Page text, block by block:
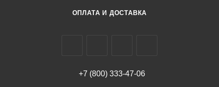
ОПЛАТА И ДОСТАВКА
+7 (800) 333-47-06